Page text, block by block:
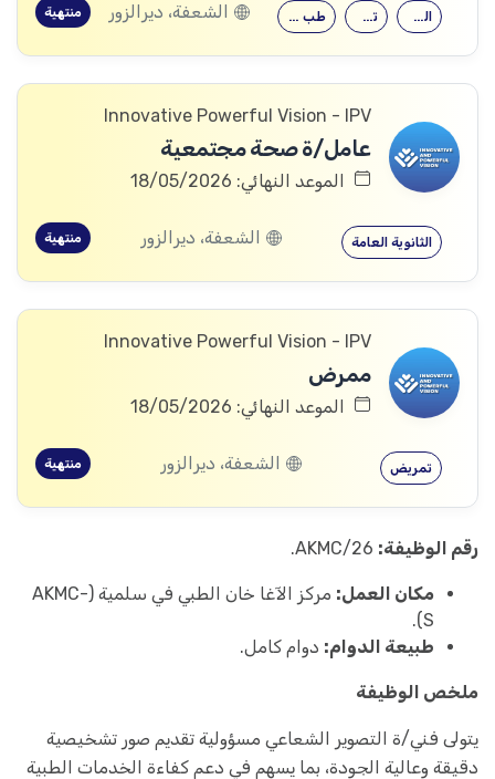
طب التغذية تمريض الصيدلة الشعفة، ديرالزور منتهية
Innovative Powerful Vision - IPV
عامل/ة صحة مجتمعية
الموعد النهائي: 18/05/2026
الثانوية العامة الشعفة، ديرالزور منتهية
Innovative Powerful Vision - IPV
ممرض
الموعد النهائي: 18/05/2026
تمريض الشعفة، ديرالزور منتهية
رقم الوظيفة:
مكان العمل:
مركز الآغا خان الطبي في سلمية (AKMC-
S).
طبيعة الدوام: دوام كامل.
ملخص الوظيفة
يتولى فني/ة التصوير الشعاعي مسؤولية تقديم صور تشخيصية
دقيقة وعالية الجودة، بما يسهم في دعم كفاءة الخدمات الطبية